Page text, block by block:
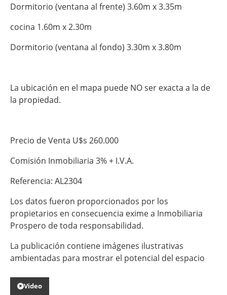
Dormitorio (ventana al frente) 3.60m x 3.35m
cocina 1.60m x 2.30m
Dormitorio (ventana al fondo) 3.30m x 3.80m
La ubicación en el mapa puede NO ser exacta a la de
la propiedad.
Precio de Venta U$s 260.000
Comisión Inmobiliaria 3% + I.V.A.
Referencia: AL2304
Los datos fueron proporcionados por los
propietarios en consecuencia exime a Inmobiliaria
Prospero de toda responsabilidad.
La publicación contiene imágenes ilustrativas
ambientadas para mostrar el potencial del espacio
Video